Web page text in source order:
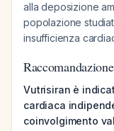
alla deposizione
popolazione
insufficienza
Vutrisiran è
cardiaca
coinvolgimento